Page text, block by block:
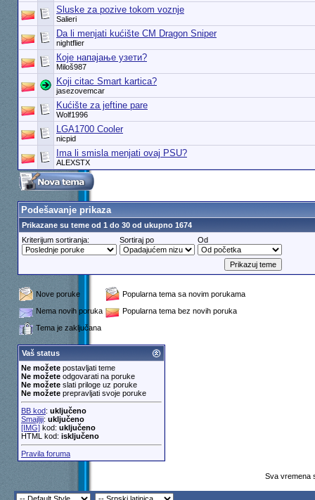
Sluske za pozive tokom voznje
Salieri
Da li menjati kućište CM Dragon Sniper
nightflier
Које напајање узети?
Miloš987
Koji citac Smart kartica?
jasezovemcar
Kućište za jeftine pare
Wolf1996
LGA1700 Cooler
nicpid
Ima li smisla menjati ovaj PSU?
ALEXSTX
Podešavanje prikaza
Prikazane su teme od 1 do 30 od ukupno 1674
Kriterijum sortiranja:
Sortiraj po Od
Nove poruke
Popularna tema sa novim porukama
Nema novih poruka
Popularna tema bez novih poruka
Tema je zaključana
Vaš status
Ne možetepostavljati teme
Ne možeteodgovarati na poruke
Ne možeteslati priloge uz poruke
Ne možeteprepravljati svoje poruke
BB kod: uključeno
Smajliji: uključeno
[IMG]kod: uključeno
HTML kod: isključeno
Pravila foruma
Sva vremena